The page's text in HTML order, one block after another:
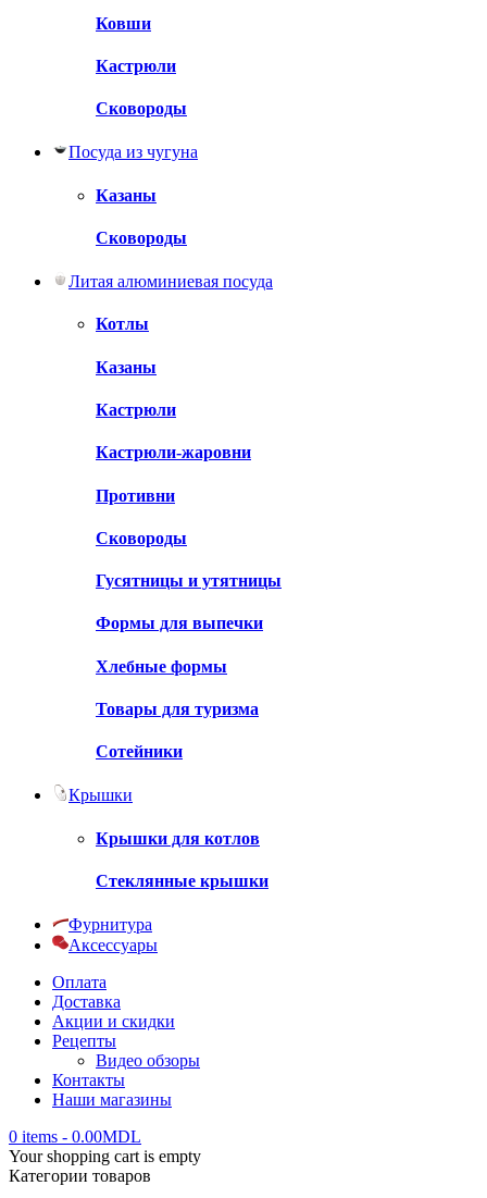
Ковши
Кастрюли
Сковороды
Посуда из чугуна
Казаны
Сковороды
Литая алюминиевая посуда
Котлы
Казаны
Кастрюли
Кастрюли-жаровни
Противни
Сковороды
Гусятницы и утятницы
Формы для выпечки
Хлебные формы
Товары для туризма
Сотейники
Крышки
Крышки для котлов
Стеклянные крышки
Фурнитура
Аксессуары
Оплата
Доставка
Акции и скидки
Рецепты
Видео обзоры
Контакты
Наши магазины
0 items - 0.00MDL
Your shopping cart is empty
Категории товаров